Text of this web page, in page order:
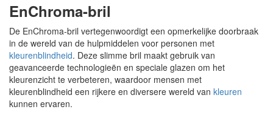
EnChroma-bril
De EnChroma-bril vertegenwoordigt een opmerkelijke doorbraak
in de wereld van de hulpmiddelen voor personen met
kleurenblindheid. Deze slimme bril maakt gebruik van
geavanceerde technologieën en speciale glazen om het
kleurenzicht te verbeteren, waardoor mensen met
kleurenblindheid een rijkere en diversere wereld van kleuren
kunnen ervaren.